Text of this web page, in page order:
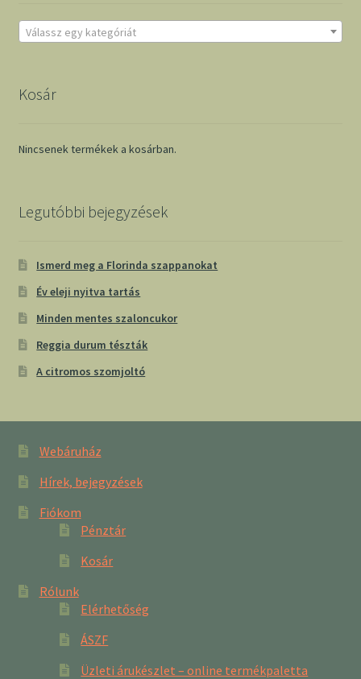
Válassz egy kategóriát
Kosár
Nincsenek termékek a kosárban.
Legutóbbi bejegyzések
Ismerd meg a Florinda szappanokat
Év eleji nyitva tartás
Minden mentes szaloncukor
Reggia durum tészták
A citromos szomjoltó
Webáruház
Hírek, bejegyzések
Fiókom
Pénztár
Kosár
Rólunk
Elérhetőség
ÁSZF
Üzleti árukészlet – online termékpaletta